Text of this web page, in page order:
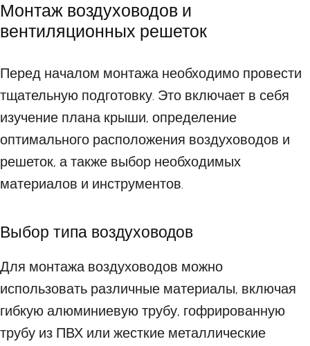
Монтаж воздуховодов и
вентиляционных решеток
Перед началом монтажа необходимо провести
тщательную подготовку. Это включает в себя
изучение плана крыши, определение
оптимального расположения воздуховодов и
решеток, а также выбор необходимых
материалов и инструментов.
Выбор типа воздуховодов
Для монтажа воздуховодов можно
использовать различные материалы, включая
гибкую алюминиевую трубу, гофрированную
трубу из ПВХ или жесткие металлические